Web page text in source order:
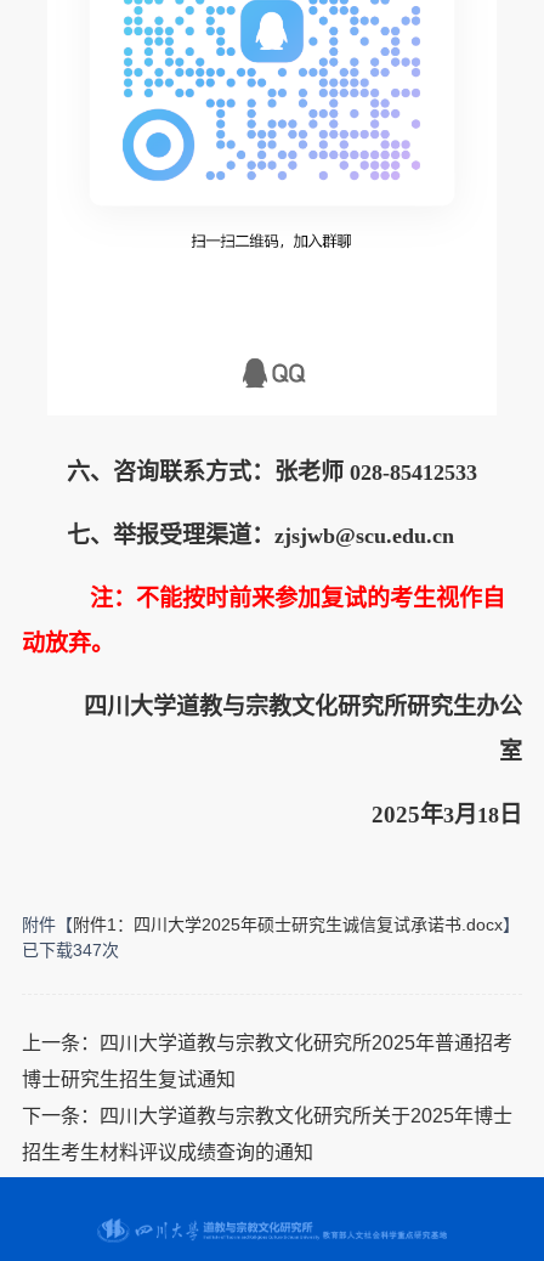
六、咨询联系方式：张老师 028-85412533
七、举报受理渠道： zjsjwb@scu.edu.cn
注：不能按时前来参加复试的考生视作自
动放弃。
四川大学道教与宗教文化研究所研究生办公
室
2025年3月 18 日
附件【附件1：四川大学2025年硕士研究生诚信复试承诺书.docx】
已下载347次
上一条：
四川大学道教与宗教文化研究所2025年普通招考
博士研究生招生复试通知
下一条：
四川大学道教与宗教文化研究所关于2025年博士
招生考生材料评议成绩查询的通知